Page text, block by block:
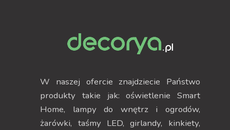
W naszej ofercie znajdziecie Państwo
produkty takie jak: oświetlenie Smart
Home, lampy do wnętrz i ogrodów,
żarówki, taśmy LED, girlandy, kinkiety,